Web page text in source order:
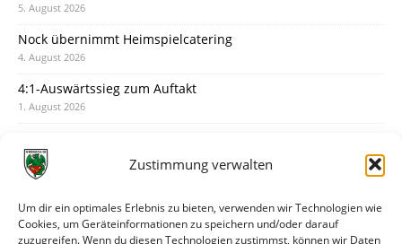
Zustimmung verwalten
Um dir ein optimales Erlebnis zu bieten, verwenden wir Technologien wie
Cookies, um Geräteinformationen zu speichern und/oder darauf
zuzugreifen. Wenn du diesen Technologien zustimmst, können wir Daten
5. August 2026
Nock übernimmt Heimspielcatering
4. August 2026
4:1-Auswärtssieg zum Auftakt
1. August 2026
31. Juli 2026
30. Juli 2026
Deine Spielminute: 89+1